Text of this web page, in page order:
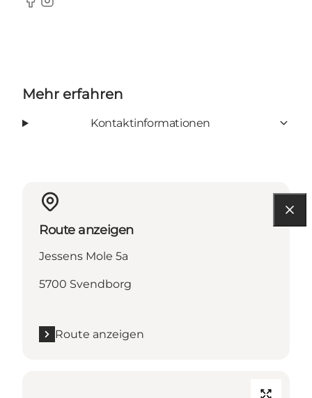
Facebook
Instagram
Mehr erfahren
Kontaktinformationen
Route anzeigen
Jessens Mole 5a
5700 Svendborg
Route anzeigen